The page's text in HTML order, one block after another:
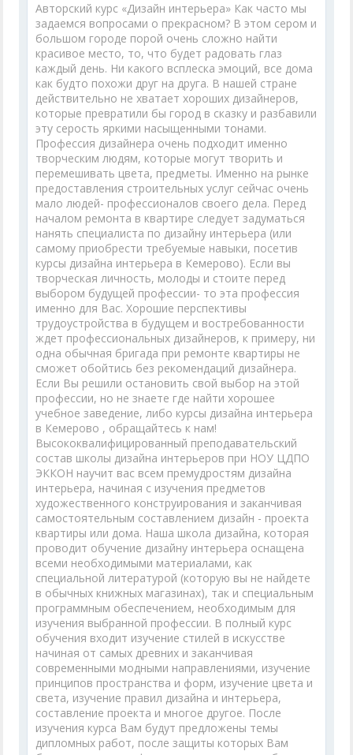
Авторский курс «Дизайн интерьера» Как часто мы
задаемся вопросами о прекрасном? В этом сером и
большом городе порой очень сложно найти
красивое место, то, что будет радовать глаз
каждый день. Ни какого всплеска эмоций, все дома
как будто похожи друг на друга. В нашей стране
действительно не хватает хороших дизайнеров,
которые превратили бы город в сказку и разбавили
эту серость яркими насыщенными тонами.
Профессия дизайнера очень подходит именно
творческим людям, которые могут творить и
перемешивать цвета, предметы. Именно на рынке
предоставления строительных услуг сейчас очень
мало людей- профессионалов своего дела. Перед
началом ремонта в квартире следует задуматься
нанять специалиста по дизайну интерьера (или
самому приобрести требуемые навыки, посетив
курсы дизайна интерьера в Кемерово). Если вы
творческая личность, молоды и стоите перед
выбором будущей профессии- то эта профессия
именно для Вас. Хорошие перспективы
трудоустройства в будущем и востребованности
ждет профессиональных дизайнеров, к примеру, ни
одна обычная бригада при ремонте квартиры не
сможет обойтись без рекомендаций дизайнера.
Если Вы решили остановить свой выбор на этой
профессии, но не знаете где найти хорошее
учебное заведение, либо курсы дизайна интерьера
в Кемерово , обращайтесь к нам!
Высококвалифицированный преподавательский
состав школы дизайна интерьеров при НОУ ЦДПО
ЭККОН научит вас всем премудростям дизайна
интерьера, начиная с изучения предметов
художественного конструирования и заканчивая
самостоятельным составлением дизайн - проекта
квартиры или дома. Наша школа дизайна, которая
проводит обучение дизайну интерьера оснащена
всеми необходимыми материалами, как
специальной литературой (которую вы не найдете
в обычных книжных магазинах), так и специальным
программным обеспечением, необходимым для
изучения выбранной профессии. В полный курс
обучения входит изучение стилей в искусстве
начиная от самых древних и заканчивая
современными модными направлениями, изучение
принципов пространства и форм, изучение цвета и
света, изучение правил дизайна и интерьера,
составление проекта и многое другое. После
изучения курса Вам будут предложены темы
дипломных работ, после защиты которых Вам